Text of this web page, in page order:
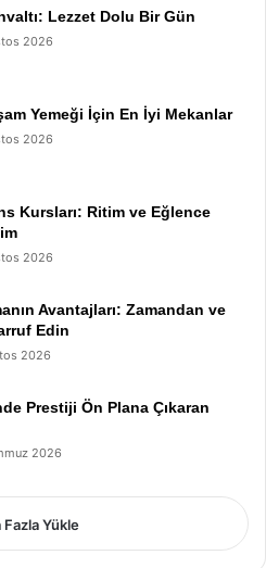
Lezzet Dolu Bir Gün
2026
Yemeği İçin En İyi Mekanlar
2026
Kursları: Ritim ve Eğlence
2026
Avantajları: Zamandan ve
Edin
2026
Prestiji Ön Plana Çıkaran
2026
Fazla Yükle